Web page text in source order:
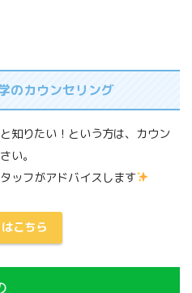
のカウンセリング
知りたい！という方は、カウン
い。
ッフがアドバイスします
こちら